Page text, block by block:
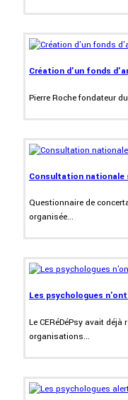
Création d'un fonds
Pierre Roche fondateur
Consultation
Questionnaire de
organisée...
Les psychologues
Le CERéDéPsy avait
organisations...